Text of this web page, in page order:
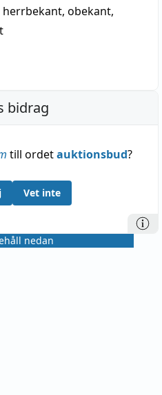
herrbekant, obekant,
bidrag
till ordetauktionsbud?
Vet inte
nedan